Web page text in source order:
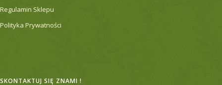
Regulamin Sklepu
Polityka Prywatności
SKONTAKTUJ SIĘ ZNAMI !